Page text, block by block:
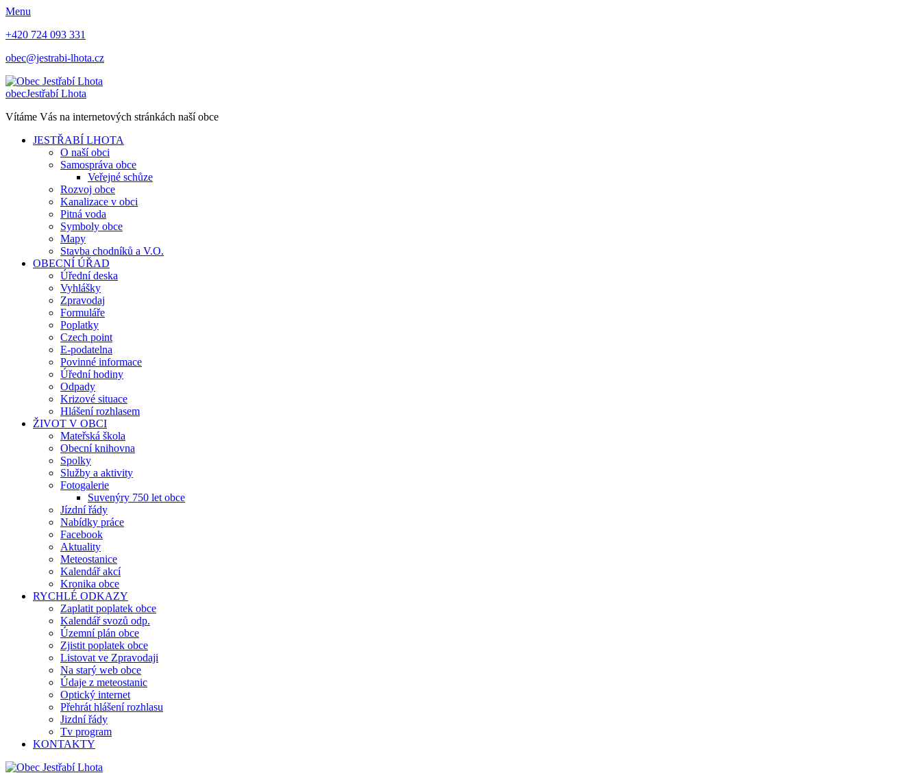
Menu
+420 724 093 331
obec@jestrabi-lhota.cz
obecJestřabí Lhota
Vítáme Vás na internetových stránkách naší obce
JESTŘABÍ LHOTA
O naší obci
Samospráva obce
Veřejné schůze
Rozvoj obce
Kanalizace v obci
Pitná voda
Symboly obce
Mapy
Stavba chodníků a V.O.
OBECNÍ ÚŘAD
Úřední deska
Vyhlášky
Zpravodaj
Formuláře
Poplatky
Czech point
E-podatelna
Povinné informace
Úřední hodiny
Odpady
Krizové situace
Hlášení rozhlasem
ŽIVOT V OBCI
Mateřská škola
Obecní knihovna
Spolky
Služby a aktivity
Fotogalerie
Suvenýry 750 let obce
Jízdní řády
Nabídky práce
Facebook
Aktuality
Meteostanice
Kalendář akcí
Kronika obce
RYCHLÉ ODKAZY
Zaplatit poplatek obce
Kalendář svozů odp.
Územní plán obce
Zjistit poplatek obce
Listovat ve Zpravodaji
Na starý web obce
Údaje z meteostanic
Optický internet
Přehrát hlášení rozhlasu
Jizdní řády
Tv program
KONTAKTY